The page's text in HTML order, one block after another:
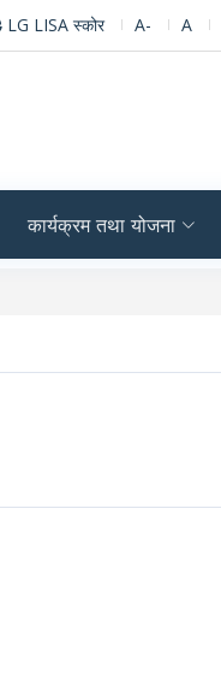
LG LISA स्कोर A- A
कार्यक्रम तथा योजना